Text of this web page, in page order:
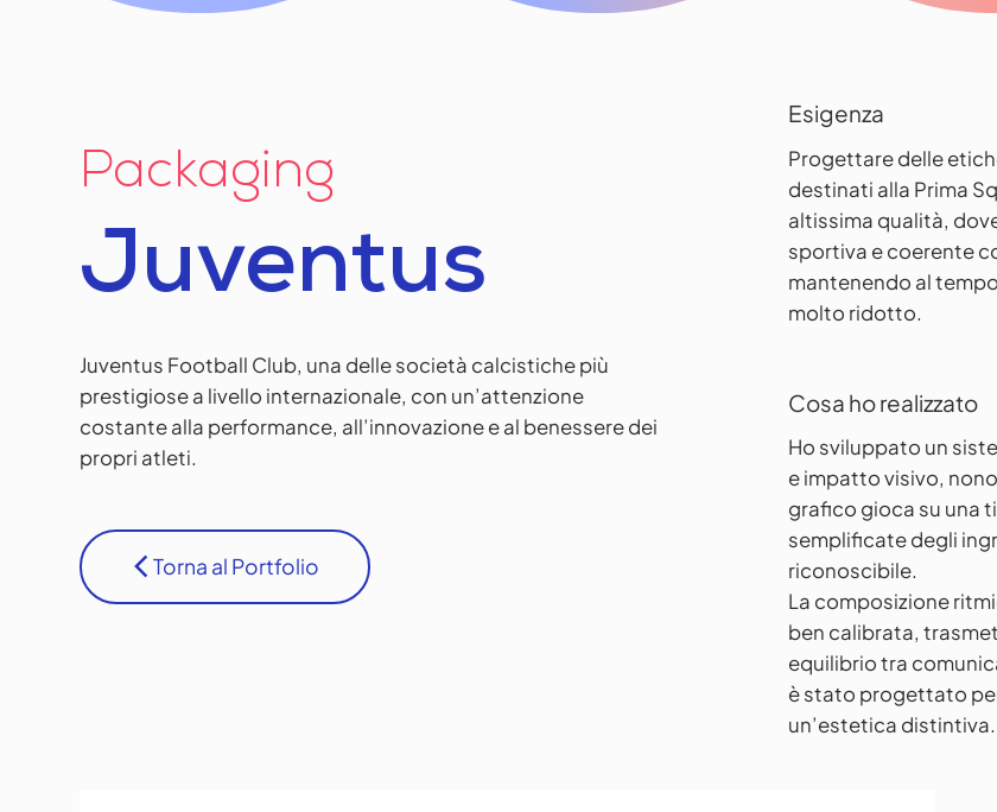
Esigenza
Progettare delle
destinati alla Prima
altissima qualità,
sportiva e coerente
mantenendo al
molto ridotto.
Cosa ho realizzato
Ho sviluppato un
e impatto visivo,
grafico gioca su una
semplificate degli
riconoscibile.
La composizione
ben calibrata,
equilibrio tra
è stato progettato
un’estetica distintiva.
Packaging
Juventus
Juventus Football Club, una delle società calcistiche più
prestigiose a livello internazionale, con un’attenzione
costante alla performance, all’innovazione e al benessere dei
propri atleti.
Torna al Portfolio